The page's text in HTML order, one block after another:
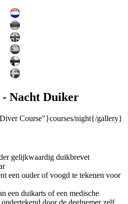
Nacht Duiker
Course"}courses/night{/gallery}
gelijkwaardig duikbrevet
een ouder of voogd te tekenen voor
een duikarts of een medische